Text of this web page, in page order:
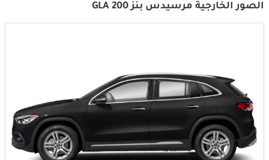
الصور الخارجية مرسيدس بنز GLA 200